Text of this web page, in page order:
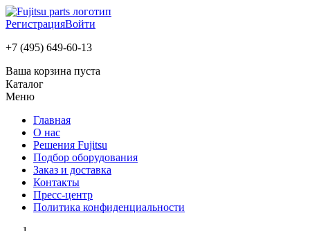
РегистрацияВойти
+7 (495) 649-60-13
Ваша корзина пуста
Каталог
Меню
Главная
О нас
Решения Fujitsu
Подбор оборудования
Заказ и доставка
Контакты
Пресс-центр
Политика конфиденциальности